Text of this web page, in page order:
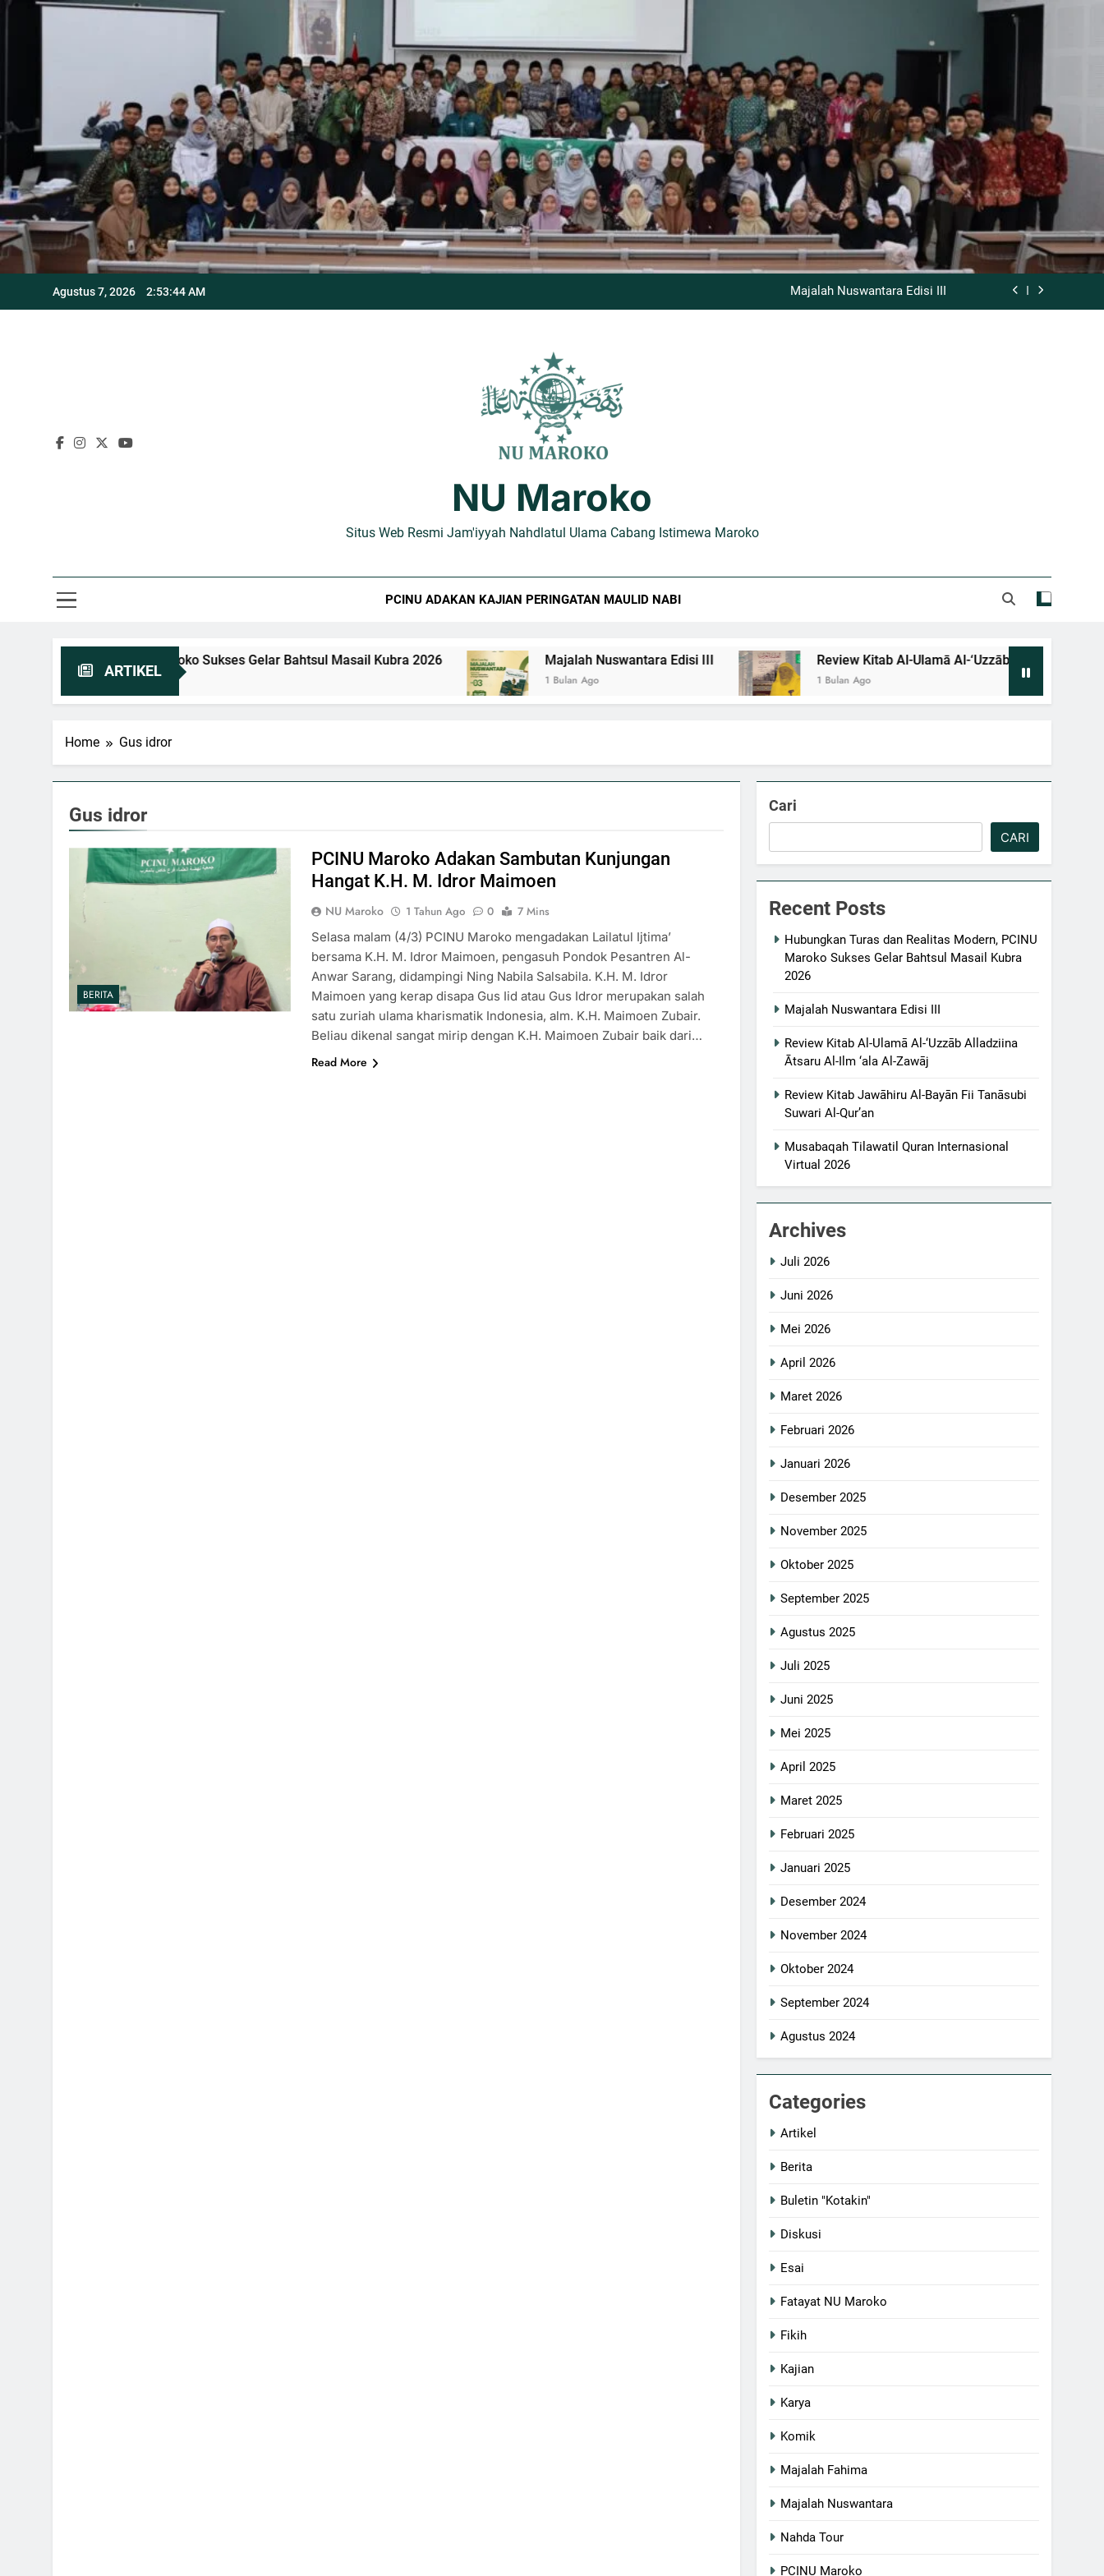
Skip
Agustus 7, 2026 2:53:45 AM
Review Kitab Jawāhiru Al-Bayān Fii Tanāsubi Suwari Al-Qur’an
Hubungkan Turas dan Realitas Modern, PCINU Maroko Sukses Gelar Bahtsul Masail Kubra 2026
Majalah Nuswantara Edisi III
Hubungkan Turas dan Realitas Modern, PCINU Maroko Sukses Gelar Bahtsul Masail Kubra 2026
Review Kitab Jawāhiru Al-Bayān Fii Tanāsubi Suwari Al-Qur’an
NU Maroko
Situs Web Resmi Jam'iyyah Nahdlatul Ulama Cabang Istimewa Maroko
PCINU ADAKAN KAJIAN PERINGATAN MAULID NABI
ARTIKEL
PCINU Maroko Sukses Gelar Bahtsul Masail Kubra 2026 Majalah Nuswantara Edisi III
1 Bulan Ago
Review Kitab Al-Ulamā Al-‘Uzzāb Alladziina Ātsaru Al-Ilm
1 Bulan Ago
Home Gus idror
Gus idror
BERITA
PCINU Maroko Adakan Sambutan Kunjungan
Hangat K.H. M. Idror Maimoen
NU Maroko 1 Tahun Ago 0
7 Mins
Selasa malam (4/3) PCINU Maroko mengadakan Lailatul Ijtima’
bersama K.H. M. Idror Maimoen, pengasuh Pondok Pesantren Al-
Anwar Sarang, didampingi Ning Nabila Salsabila. K.H. M. Idror
Maimoen yang kerap disapa Gus Iid atau Gus Idror merupakan salah
satu zuriah ulama kharismatik Indonesia, alm. K.H. Maimoen Zubair.
Beliau dikenal sangat mirip dengan K.H. Maimoen Zubair baik dari…
Read More
Cari
CARI
Recent Posts
Hubungkan Turas dan Realitas Modern, PCINU
Maroko Sukses Gelar Bahtsul Masail Kubra
2026
Majalah Nuswantara Edisi III
Review Kitab Al-Ulamā Al-‘Uzzāb Alladziina
Ātsaru Al-Ilm ‘ala Al-Zawāj
Review Kitab Jawāhiru Al-Bayān Fii Tanāsubi
Suwari Al-Qur’an
Musabaqah Tilawatil Quran Internasional
Virtual 2026
Archives
Juli 2026
Juni 2026
Mei 2026
April 2026
Maret 2026
Februari 2026
Januari 2026
Desember 2025
November 2025
Oktober 2025
September 2025
Agustus 2025
Juli 2025
Juni 2025
Mei 2025
April 2025
Maret 2025
Februari 2025
Januari 2025
Desember 2024
November 2024
Oktober 2024
September 2024
Agustus 2024
Categories
Artikel
Berita
Buletin "Kotakin"
Diskusi
Esai
Fatayat NU Maroko
Fikih
Kajian
Karya
Komik
Majalah Fahima
Majalah Nuswantara
Nahda Tour
PCINU Maroko